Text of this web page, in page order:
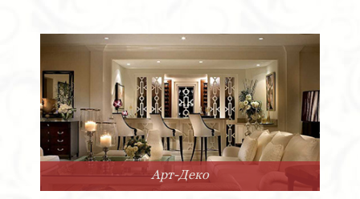
Арт-Деко